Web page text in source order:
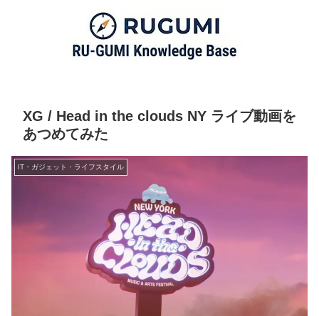
XG / Head in the clouds NY ライブ動画を
あつめてみた
IT・ガジェット・ライフスタイル